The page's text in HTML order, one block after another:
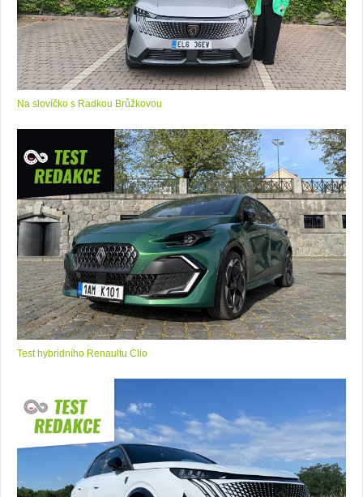
Na slovíčko s Radkou Brůžkovou
Test hybridního Renaultu Clio